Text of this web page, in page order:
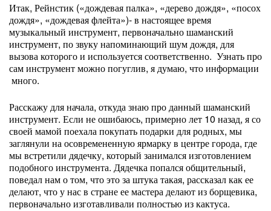
Итак, Рейнстик («дождевая палка», «дерево дождя», «посох
дождя», «дождевая флейта»)- в настоящее время
музыкальный инструмент, первоначально шаманский
инструмент, по звуку напоминающий шум дождя, для
вызова которого и используется соответственно. Узнать про
сам инструмент можно погуглив, я думаю, что информации
много.
Расскажу для начала, откуда знаю про данный шаманский
инструмент. Если не ошибаюсь, примерно лет 10 назад, я со
своей мамой поехала покупать подарки для родных, мы
заглянули на осовремененную ярмарку в центре города, где
мы встретили дядечку, который занимался изготовлением
подобного инструмента. Дядечка попался общительный,
поведал нам о том, что это за штука такая, рассказал как ее
делают, что у нас в стране ее мастера делают из борщевика,
первоначально изготавливали полностью из кактуса.